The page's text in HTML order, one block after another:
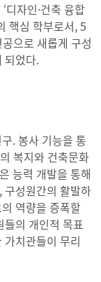
자인·건축 융합
핵심 학부로서, 5
으로 새롭게 구성
되었다.
. 봉사 기능을 통
복지와 건축문화
능력 개발을 통해
구성원간의 활발하
역량을 증폭할
의 개인적 목표
치관들이 무리